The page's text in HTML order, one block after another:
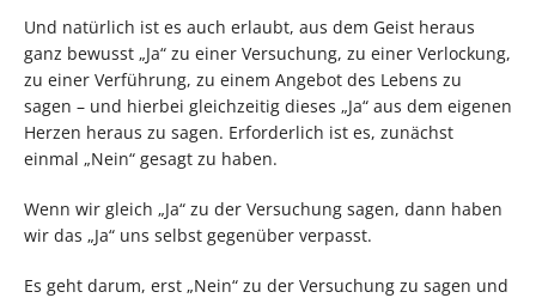
Und natürlich ist es auch erlaubt, aus dem Geist heraus
ganz bewusst „Ja“ zu einer Versuchung, zu einer Verlockung,
zu einer Verführung, zu einem Angebot des Lebens zu
sagen – und hierbei gleichzeitig dieses „Ja“ aus dem eigenen
Herzen heraus zu sagen. Erforderlich ist es, zunächst
einmal „Nein“ gesagt zu haben.
Wenn wir gleich „Ja“ zu der Versuchung sagen, dann haben
wir das „Ja“ uns selbst gegenüber verpasst.
Es geht darum, erst „Nein“ zu der Versuchung zu sagen und